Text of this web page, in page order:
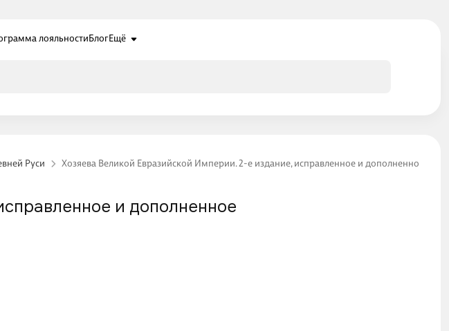
лояльностиБлогЕщё
Руси Хозяева Великой Евразийской Империи. 2-е издание, исправленное и дополненное
и дополненное